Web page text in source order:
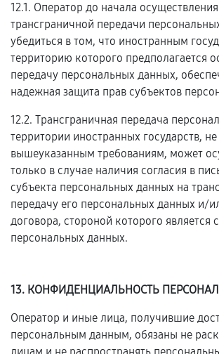
12.1. Оператор до начала осуществления
трансграничной передачи
убедиться в том, что иностранным
территорию которого предполагается
передачу персональных данных,
надежная защита прав субъектов
12.2. Трансграничная передача
территории иностранных государств,
вышеуказанным требованиям, может
только в случае наличия согласия в
субъекта персональных данных на
передачу его персональных данных и/
договора, стороной которого является
персональных данных.
13. КОНФИДЕНЦИАЛЬНОСТЬ
Оператор и иные лица, получившие
персональным данным, обязаны не